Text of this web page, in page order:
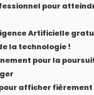
pour
Artificielle
la technologie !
pour la
afficher